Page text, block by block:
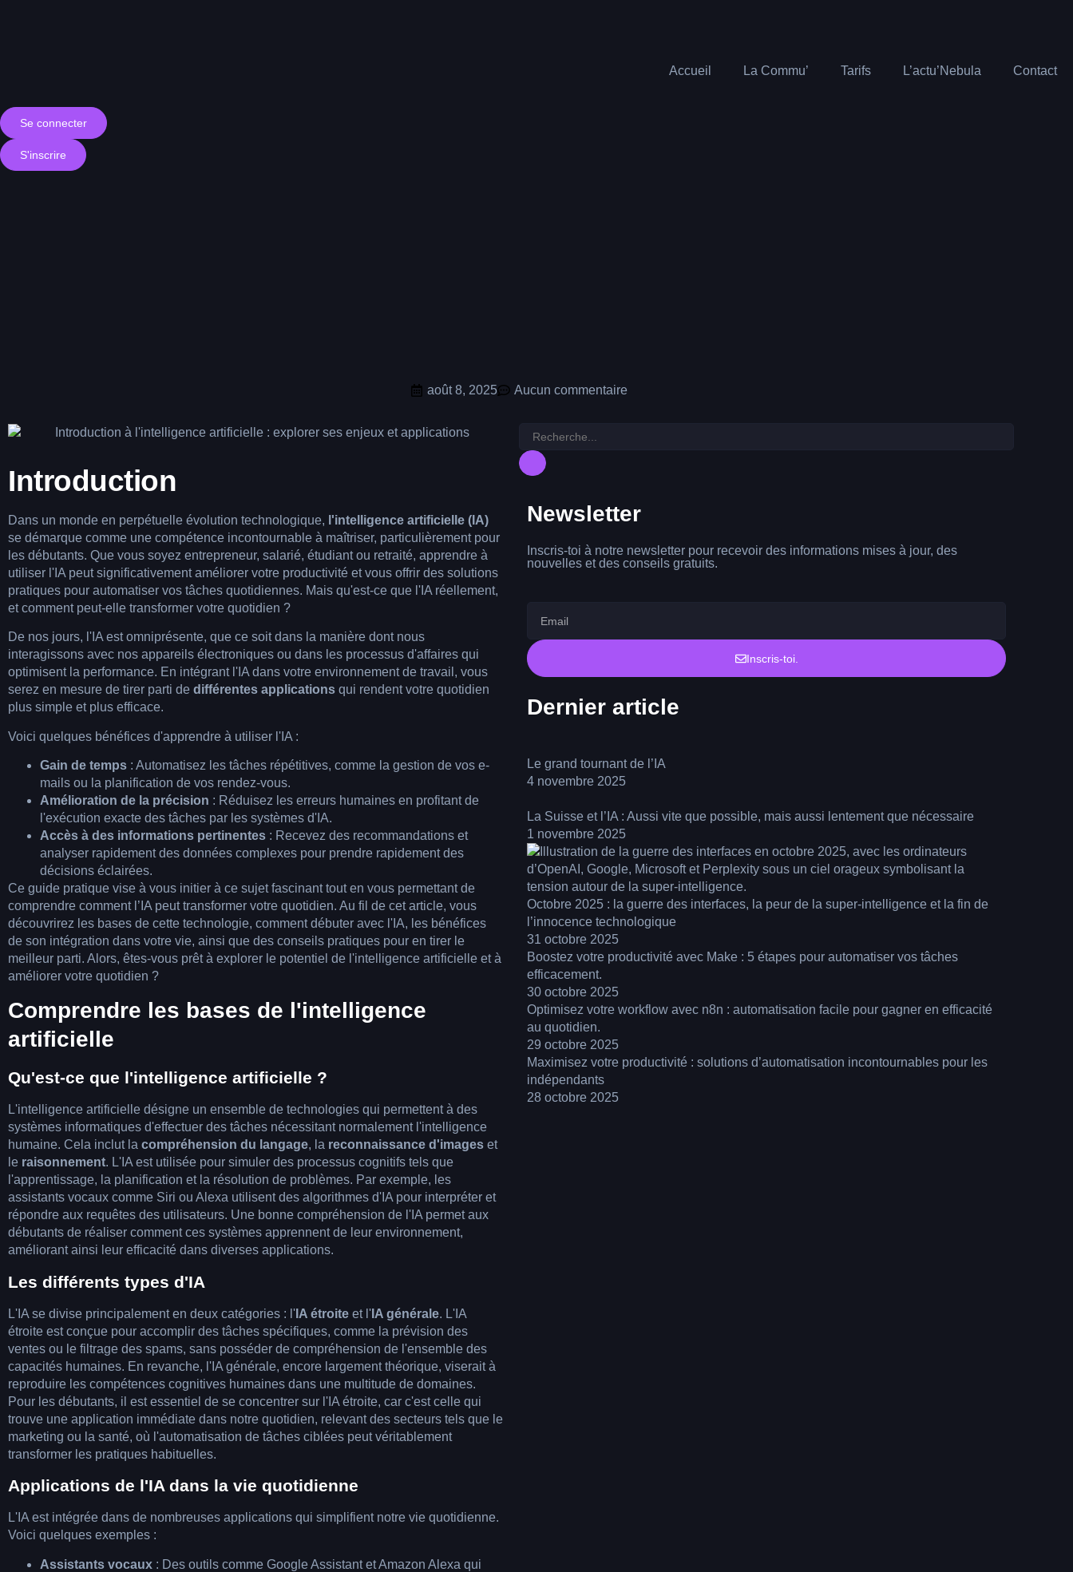
Accueil La Commu’ Tarifs L’actu’Nebula Contact
Se connecter
S'inscrire
août 8, 2025 Aucun commentaire
Introduction
Dans un monde en perpétuelle évolution technologique, l'intelligence artificielle (IA)
se démarque comme une compétence incontournable à maîtriser, particulièrement pour
les débutants. Que vous soyez entrepreneur, salarié, étudiant ou retraité, apprendre à
utiliser l'IA peut significativement améliorer votre productivité et vous offrir des solutions
pratiques pour automatiser vos tâches quotidiennes. Mais qu'est-ce que l'IA réellement,
et comment peut-elle transformer votre quotidien ?
De nos jours, l'IA est omniprésente, que ce soit dans la manière dont nous
interagissons avec nos appareils électroniques ou dans les processus d'affaires qui
optimisent la performance. En intégrant l'IA dans votre environnement de travail, vous
serez en mesure de tirer parti de différentes applications qui rendent votre quotidien
plus simple et plus efficace.
Voici quelques bénéfices d'apprendre à utiliser l'IA :
Gain de temps : Automatisez les tâches répétitives, comme la gestion de vos e-
mails ou la planification de vos rendez-vous.
Amélioration de la précision : Réduisez les erreurs humaines en profitant de
l'exécution exacte des tâches par les systèmes d'IA.
Accès à des informations pertinentes : Recevez des recommandations et
analyser rapidement des données complexes pour prendre rapidement des
décisions éclairées.
Ce guide pratique vise à vous initier à ce sujet fascinant tout en vous permettant de
comprendre comment l’IA peut transformer votre quotidien. Au fil de cet article, vous
découvrirez les bases de cette technologie, comment débuter avec l'IA, les bénéfices
de son intégration dans votre vie, ainsi que des conseils pratiques pour en tirer le
meilleur parti. Alors, êtes-vous prêt à explorer le potentiel de l'intelligence artificielle et à
améliorer votre quotidien ?
Comprendre les bases de l'intelligence
artificielle
Qu'est-ce que l'intelligence artificielle ?
L'intelligence artificielle désigne un ensemble de technologies qui permettent à des
systèmes informatiques d'effectuer des tâches nécessitant normalement l'intelligence
humaine. Cela inclut la compréhension du langage, la reconnaissance d'images et
le raisonnement. L'IA est utilisée pour simuler des processus cognitifs tels que
l'apprentissage, la planification et la résolution de problèmes. Par exemple, les
assistants vocaux comme Siri ou Alexa utilisent des algorithmes d'IA pour interpréter et
répondre aux requêtes des utilisateurs. Une bonne compréhension de l'IA permet aux
débutants de réaliser comment ces systèmes apprennent de leur environnement,
améliorant ainsi leur efficacité dans diverses applications.
Les différents types d'IA
L'IA se divise principalement en deux catégories : l' IA étroite et l' IA générale. L'IA
étroite est conçue pour accomplir des tâches spécifiques, comme la prévision des
ventes ou le filtrage des spams, sans posséder de compréhension de l'ensemble des
capacités humaines. En revanche, l'IA générale, encore largement théorique, viserait à
reproduire les compétences cognitives humaines dans une multitude de domaines.
Pour les débutants, il est essentiel de se concentrer sur l'IA étroite, car c'est celle qui
trouve une application immédiate dans notre quotidien, relevant des secteurs tels que le
marketing ou la santé, où l'automatisation de tâches ciblées peut véritablement
transformer les pratiques habituelles.
Applications de l'IA dans la vie quotidienne
L'IA est intégrée dans de nombreuses applications qui simplifient notre vie quotidienne.
Voici quelques exemples :
Assistants vocaux : Des outils comme Google Assistant et Amazon Alexa qui
Newsletter
Inscris-toi à notre newsletter pour recevoir des informations mises à jour, des
nouvelles et des conseils gratuits.
Inscris-toi.
Dernier article
Le grand tournant de l’IA
4 novembre 2025
La Suisse et l’IA : Aussi vite que possible, mais aussi lentement que nécessaire
1 novembre 2025
Octobre 2025 : la guerre des interfaces, la peur de la super-intelligence et la fin de
l’innocence technologique
31 octobre 2025
Boostez votre productivité avec Make : 5 étapes pour automatiser vos tâches
efficacement.
30 octobre 2025
Optimisez votre workflow avec n8n : automatisation facile pour gagner en efficacité
au quotidien.
29 octobre 2025
Maximisez votre productivité : solutions d’automatisation incontournables pour les
indépendants
28 octobre 2025